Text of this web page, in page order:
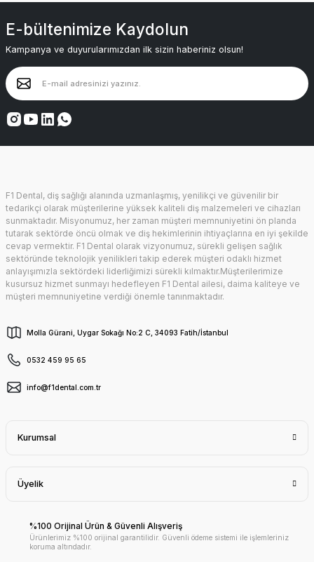
E-bültenimize Kaydolun
Kampanya ve duyurularımızdan ilk sizin haberiniz olsun!
F1 Dental, diş sağlığı alanında uzmanlaşmış, yenilikçi ve güvenilir bir
tedarikçi olarak müşterilerine yüksek kaliteli diş malzemeleri ve cihazları
sunmaktadır. Misyonumuz, her zaman müşteri memnuniyetini ön planda
tutarak sektörde öncü olmak ve diş hekimlerinin ihtiyaçlarına en iyi şekilde
cevap vermektir. F1 Dental olarak vizyonumuz, sürekli gelişen sağlık
sektöründe teknolojik yenilikleri takip ederek müşteri odaklı hizmet
anlayışımızla sektördeki liderliğimizi sürekli kılmaktır.Müşterilerimize
kusursuz hizmet sunmayı hedefleyen F1 Dental ailesi, daima kaliteye ve
müşteri memnuniyetine verdiği önemle tanınmaktadır.
Molla Gürani, Uygar Sokağı No:2 C, 34093 Fatih/İstanbul
0532 459 95 65
info@f1dental.com.tr
Kurumsal
Üyelik
%100 Orijinal Ürün & Güvenli Alışveriş
Ürünlerimiz %100 orijinal garantilidir. Güvenli ödeme sistemi ile işlemleriniz
koruma altındadır.